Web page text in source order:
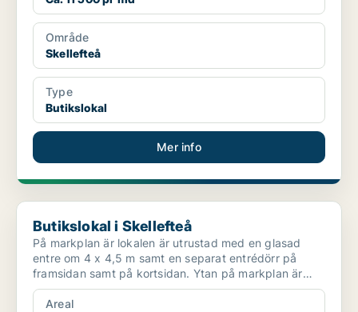
Område
Skellefteå
Type
Butikslokal
Mer info
Butikslokal i Skellefteå
Butikslokal i Skellefteå
På markplan är lokalen är utrustad med en glasad
entre om 4 x 4,5 m samt en separat entrédörr på
framsidan samt på kortsidan. Ytan på markplan är
förberedd f...
Areal